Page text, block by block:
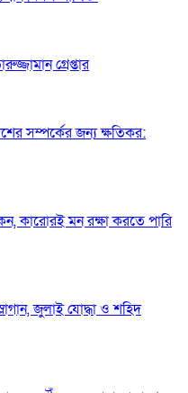
গ্রেপ্তার
সম্পর্কের জন্য ক্ষতিকর:
কারোরই মন রক্ষা করতে পারি
জুলাই যোদ্ধা ও শহিদ